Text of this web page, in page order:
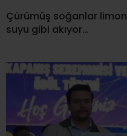
Çürümüş soğanlar limon
suyu gibi akıyor…